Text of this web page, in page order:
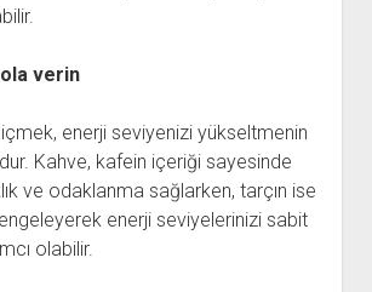
verin
içmek, enerji seviyenizi yükseltmenin
Kahve, kafein içeriği sayesinde
ve odaklanma sağlarken, tarçın ise
enerji seviyelerinizi sabit
olabilir.